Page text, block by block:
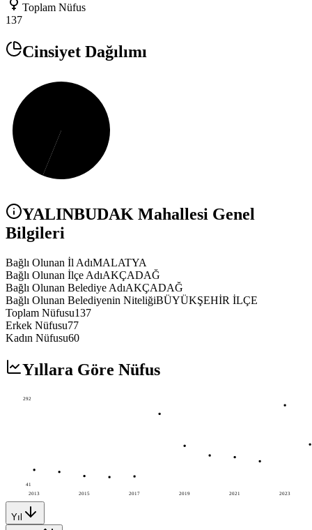
Toplam Nüfus
137
Cinsiyet Dağılımı
YALINBUDAK Mahallesi Genel
Bilgileri
Bağlı Olunan İl AdıMALATYA
Bağlı Olunan İlçe AdıAKÇADAĞ
Bağlı Olunan Belediye AdıAKÇADAĞ
Bağlı Olunan Belediyenin NiteliğiBÜYÜKŞEHİR İLÇE
Toplam Nüfusu137
Erkek Nüfusu77
Kadın Nüfusu60
Yıllara Göre Nüfus
2013 2015 2017 2019 2021 2023
292
41
Yıl